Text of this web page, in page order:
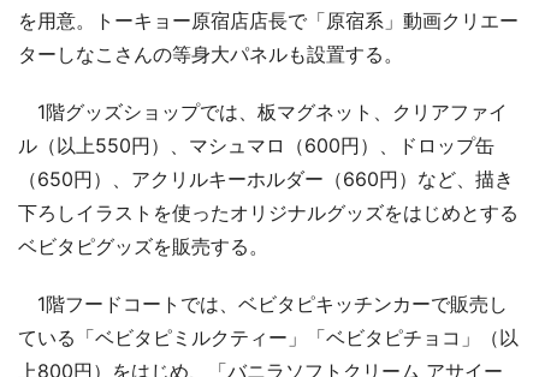
を用意。トーキョー原宿店店長で「原宿系」動画クリエー
ターしなこさんの等身大パネルも設置する。
1階グッズショップでは、板マグネット、クリアファイ
ル（以上550円）、マシュマロ（600円）、ドロップ缶
（650円）、アクリルキーホルダー（660円）など、描き
下ろしイラストを使ったオリジナルグッズをはじめとする
ベビタピグッズを販売する。
1階フードコートでは、ベビタピキッチンカーで販売し
ている「ベビタピミルクティー」「ベビタピチョコ」（以
上800円）をはじめ、「バニラソフトクリーム アサイー